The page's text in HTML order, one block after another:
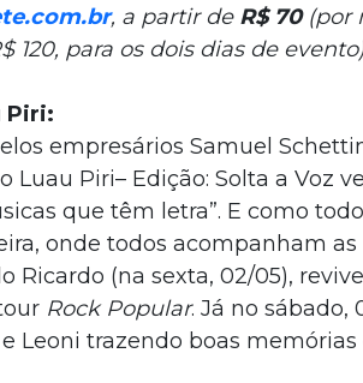
, a partir de R$ 70(por
120, para os dois dias de
Piri:
empresários Samuel
Luau Piri– Edição: Solta a Voz
que têm letra”. E como
onde todos acompanham
Ricardo (na sexta, 02/05),
Rock Popular. Já no sábado,
Leoni trazendo boas